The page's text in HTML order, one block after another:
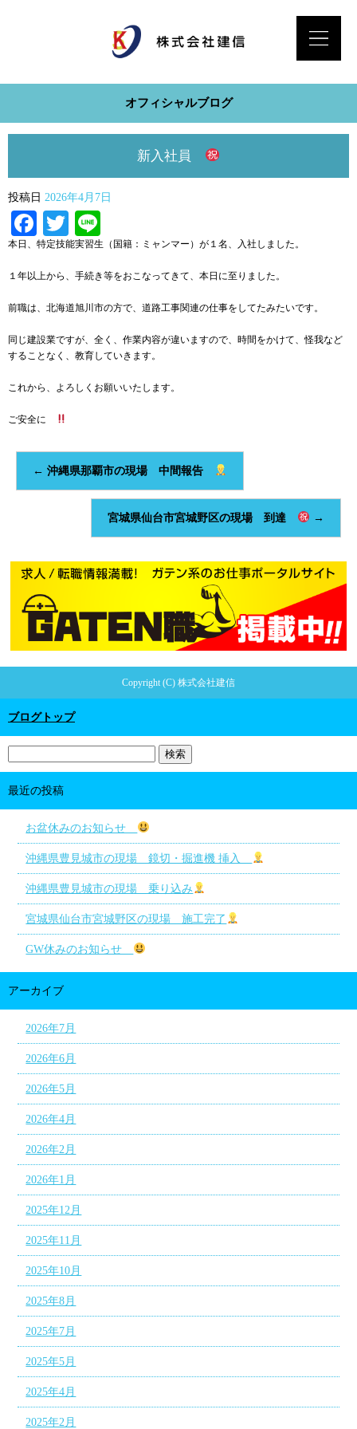
オフィシャルブログ
新入社員
投稿日 2026年4月7日
Facebook
Twitter
本日、特定技能実習生（国籍：ミャンマー）が１名、入社しました。
１年以上から、手続き等をおこなってきて、本日に至りました。
前職は、北海道旭川市の方で、道路工事関連の仕事をしてたみたいです。
同じ建設業ですが、全く、作業内容が違いますので、時間をかけて、怪我など
することなく、教育していきます。
これから、よろしくお願いいたします。
ご安全に
← 沖縄県那覇市の現場 中間報告
宮城県仙台市宮城野区の現場 到達 →
Copyright (C) 株式会社建信
ブログトップ
最近の投稿
お盆休みのお知らせ
沖縄県豊見城市の現場 鏡切・掘進機 挿入
沖縄県豊見城市の現場 乗り込み
宮城県仙台市宮城野区の現場 施工完了
GW休みのお知らせ
アーカイブ
2026年7月
2026年6月
2026年5月
2026年4月
2026年2月
2026年1月
2025年12月
2025年11月
2025年10月
2025年8月
2025年7月
2025年5月
2025年4月
2025年2月